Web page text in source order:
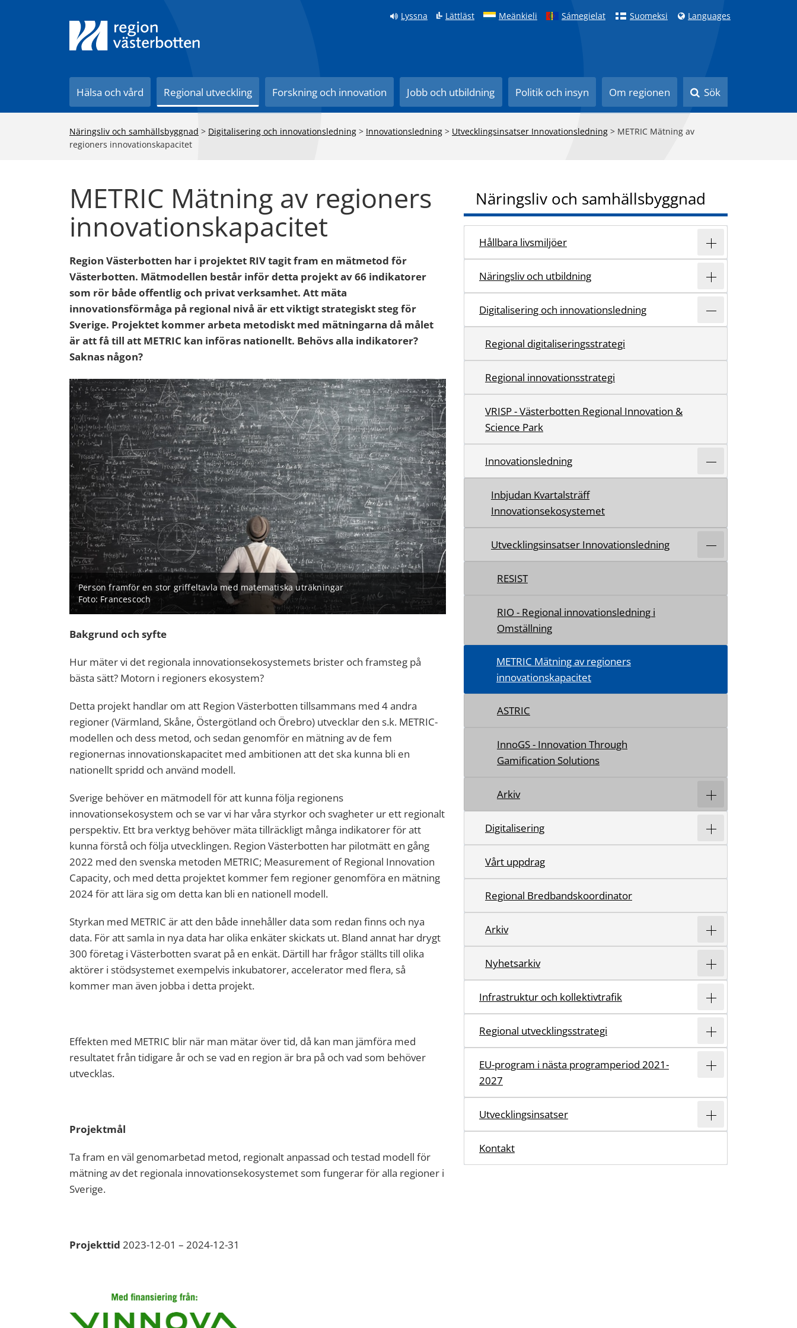
Lyssna Lättläst Meänkieli Sámegielat Suomeksi Languages
Hälsa och vård Regional utveckling Forskning och innovation Jobb och utbildning Politik och insyn Om regionen Sök
Näringsliv och samhällsbyggnad > Digitalisering och innovationsledning > Innovationsledning > Utvecklingsinsatser Innovationsledning > METRIC Mätning av
regioners innovationskapacitet
METRIC Mätning av regioners
innovationskapacitet
Region Västerbotten har i projektet RIV tagit fram en mätmetod för
Västerbotten. Mätmodellen består inför detta projekt av 66 indikatorer
som rör både offentlig och privat verksamhet. Att mäta
innovationsförmåga på regional nivå är ett vik­tigt strategiskt steg för
Sverige. Projektet kommer arbeta metodiskt med mätningarna då målet
är att få till att METRIC kan införas nationellt. Behövs alla indikatorer?
Saknas någon?
Person framför en stor griffeltavla med matematiska uträkningar
Foto: Francescoch
Bakgrund och syfte
Hur mäter vi det regionala innovations­ekosystemets brister och framsteg på
bästa sätt? Motorn i regioners ekosystem?
Detta projekt handlar om att Region Västerbotten tillsammans med 4 andra
regioner (Värmland, Skåne, Östergötland och Örebro) utvecklar den s.k. METRIC-
modellen och dess metod, och sedan genomför en mätning av de fem
regionernas innovationskapacitet med ambitionen att det ska kunna bli en
nationellt spridd och använd modell.
Sverige behöver en mätmodell för att kunna följa regionens
innovationsekosystem och se var vi har våra styrkor och svagheter ur ett regionalt
perspektiv. Ett bra verktyg behöver mäta tillräckligt många indikatorer för att
kunna förstå och följa utvecklingen. Region Västerbotten har pilotmätt en gång
2022 med den svenska metoden METRIC; Measurement of Regional Innovation
Capacity, och med detta projektet kommer fem regioner genomföra en mätning
2024 för att lära sig om detta kan bli en nationell modell.
Styrkan med METRIC är att den både innehåller data som redan finns och nya
data. För att samla in nya data har olika enkäter skickats ut. Bland annat har drygt
300 företag i Västerbotten svarat på en enkät. Därtill har frågor ställts till olika
aktörer i stödsystemet exempelvis inkubatorer, accelerator med flera, så
kommer man även jobba i detta projekt.
Effekten med METRIC blir när man mätar över tid, då kan man jämföra med
resultatet från tidigare år och se vad en region är bra på och vad som behöver
utvecklas.
Projektmål
Ta fram en väl genomarbetad metod, regionalt anpassad och testad modell för
mätning av det regionala innovationsekosystemet som fungerar för alla regioner i
Sverige.
Projekttid 2023-12-01 – 2024-12-31
Näringsliv och samhällsbyggnad
Hållbara livsmiljöer
Näringsliv och utbildning
Digitalisering och innovationsledning
Regional digitaliseringsstrategi
Regional innovationsstrategi
VRISP - Västerbotten Regional Innovation &
Science Park
Innovationsledning
Inbjudan Kvartalsträff
Innovationsekosystemet
Utvecklingsinsatser Innovationsledning
RESIST
RIO - Regional innovationsledning i
Omställning
METRIC Mätning av regioners
innovationskapacitet
ASTRIC
InnoGS - Innovation Through
Gamification Solutions
Arkiv
Digitalisering
Vårt uppdrag
Regional Bredbandskoordinator
Arkiv
Nyhetsarkiv
Infrastruktur och kollektivtrafik
Regional utvecklingsstrategi
EU-program i nästa programperiod 2021-
2027
Utvecklingsinsatser
Kontakt